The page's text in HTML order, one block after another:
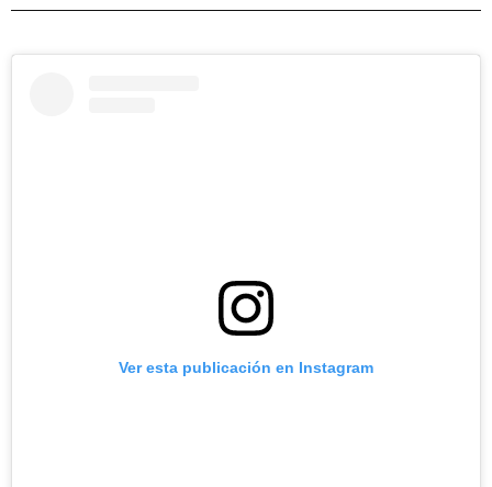
Ver esta publicación en Instagram